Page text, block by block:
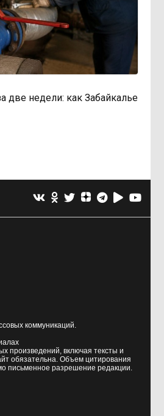
две недели: как Забайкалье
коммуникаций.
произведений, включая тексты и
обязательна. Объем цитирования
письменное разрешение редакции.